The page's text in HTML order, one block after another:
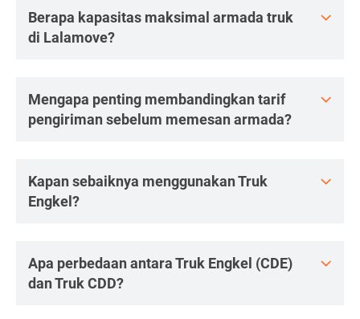
Berapa kapasitas maksimal armada truk
di Lalamove?
Mengapa penting membandingkan tarif
pengiriman sebelum memesan armada?
Kapan sebaiknya menggunakan Truk
Engkel?
Apa perbedaan antara Truk Engkel (CDE)
dan Truk CDD?